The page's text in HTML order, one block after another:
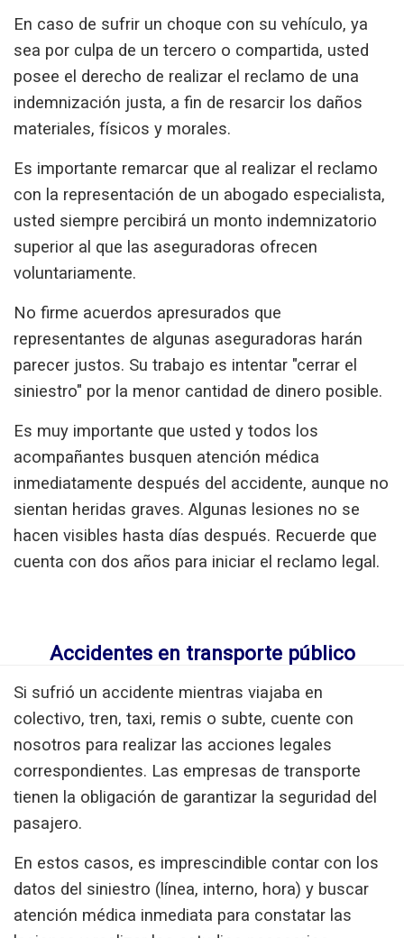
En caso de sufrir un choque con su vehículo, ya
sea por culpa de un tercero o compartida, usted
posee el derecho de realizar el reclamo de una
indemnización justa, a fin de resarcir los daños
materiales, físicos y morales.
Es importante remarcar que al realizar el reclamo
con la representación de un abogado especialista,
usted siempre percibirá un monto indemnizatorio
superior al que las aseguradoras ofrecen
voluntariamente.
No firme acuerdos apresurados que
representantes de algunas aseguradoras harán
parecer justos. Su trabajo es intentar "cerrar el
siniestro" por la menor cantidad de dinero posible.
Es muy importante que usted y todos los
acompañantes busquen atención médica
inmediatamente después del accidente, aunque no
sientan heridas graves. Algunas lesiones no se
hacen visibles hasta días después. Recuerde que
cuenta con dos años para iniciar el reclamo legal.
Accidentes en transporte público
Si sufrió un accidente mientras viajaba en
colectivo, tren, taxi, remis o subte, cuente con
nosotros para realizar las acciones legales
correspondientes. Las empresas de transporte
tienen la obligación de garantizar la seguridad del
pasajero.
En estos casos, es imprescindible contar con los
datos del siniestro (línea, interno, hora) y buscar
atención médica inmediata para constatar las